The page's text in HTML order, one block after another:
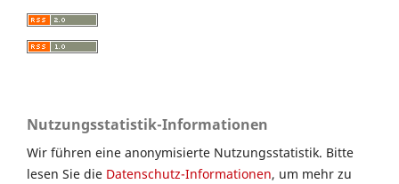
Nutzungsstatistik-Informationen
Wir führen eine anonymisierte Nutzungsstatistik. Bitte
lesen Sie die Datenschutz-Informationen, um mehr zu